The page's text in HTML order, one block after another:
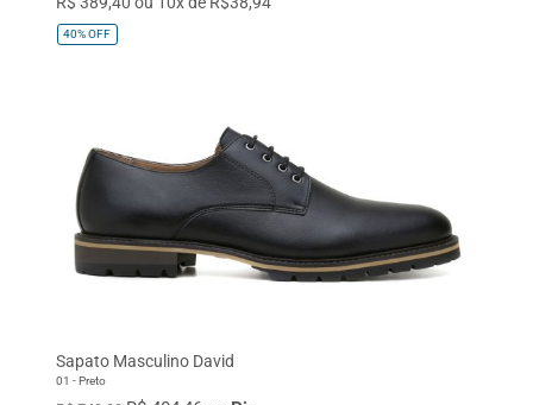
40%OFF
Sapato Masculino David
01 - Preto